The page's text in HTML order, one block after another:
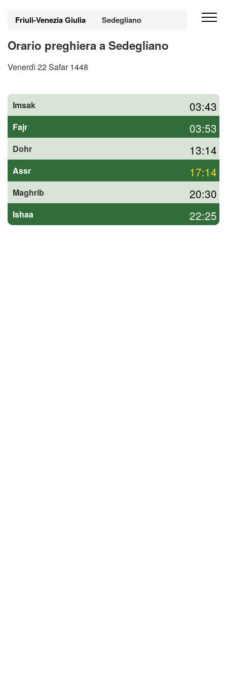
Friuli-Venezia Giulia Sedegliano
Orario preghiera a Sedegliano
Venerdì 22 Safar 1448
Imsak 03:43
Fajr 03:53
Dohr 13:14
Assr 17:14
Maghrib 20:30
Ishaa 22:25